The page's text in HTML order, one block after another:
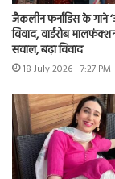
जैकलीन फर्नांडिस के गाने
विवाद, वार्डरोब
सवाल, बढ़ा विवाद
18 July 2026 - 7:27 PM